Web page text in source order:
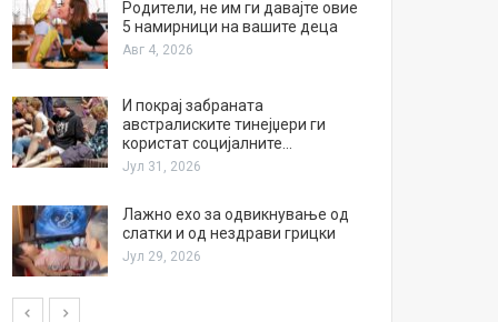
Родители, не им ги давајте овие
5 намирници на вашите деца
Авг 4, 2026
И покрај забраната
австралиските тинејџери ги
користат социјалните…
Јул 31, 2026
Лажно ехо за одвикнување од
слатки и од нездрави грицки
Јул 29, 2026